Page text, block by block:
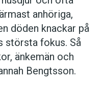
anhöriga,
döden knackar på
största fokus. Så
änkemän och
Bengtsson.